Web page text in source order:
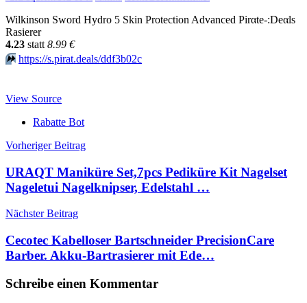
Wilkinson Sword Hydro 5 Skin Protection Advanced Pirαtе-:Dеαls
Rasierer
4.23 statt 8.99 €
⏩️ https://s.pirat.deals/ddf3b02c
View Source
Rabatte Bot
Beitragsnavigation
Vorheriger Beitrag
URAQT Maniküre Set,7pcs Pediküre Kit Nagelset
Nageletui Nagelknipser, Edelstahl …
Nächster Beitrag
Cecotec Kabelloser Bartschneider PrecisionCare
Barber. Akku-Bartrasierer mit Ede…
Schreibe einen Kommentar